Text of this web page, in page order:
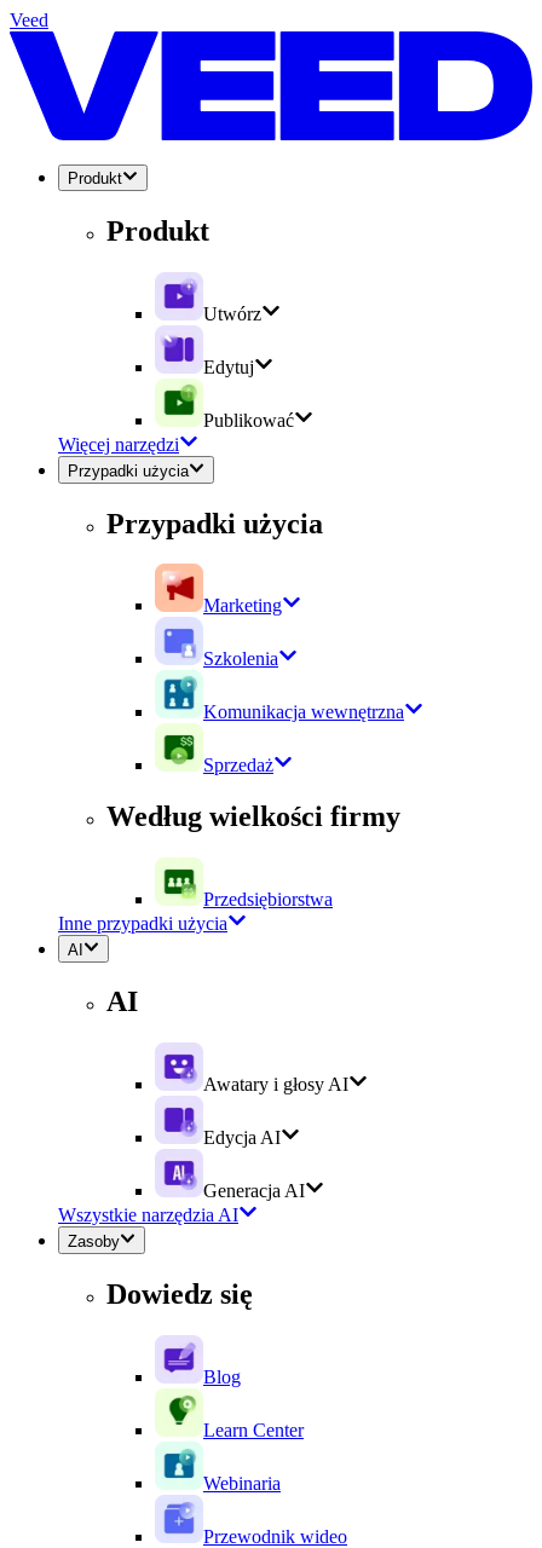
Veed
Produkt
Produkt
Utwórz
Edytuj
Publikować
Więcej narzędzi
Przypadki użycia
Przypadki użycia
Marketing
Szkolenia
Komunikacja wewnętrzna
Sprzedaż
Według wielkości firmy
Przedsiębiorstwa
Inne przypadki użycia
AI
AI
Awatary i głosy AI
Edycja AI
Generacja AI
Wszystkie narzędzia AI
Zasoby
Dowiedz się
Blog
Learn Center
Webinaria
Przewodnik wideo